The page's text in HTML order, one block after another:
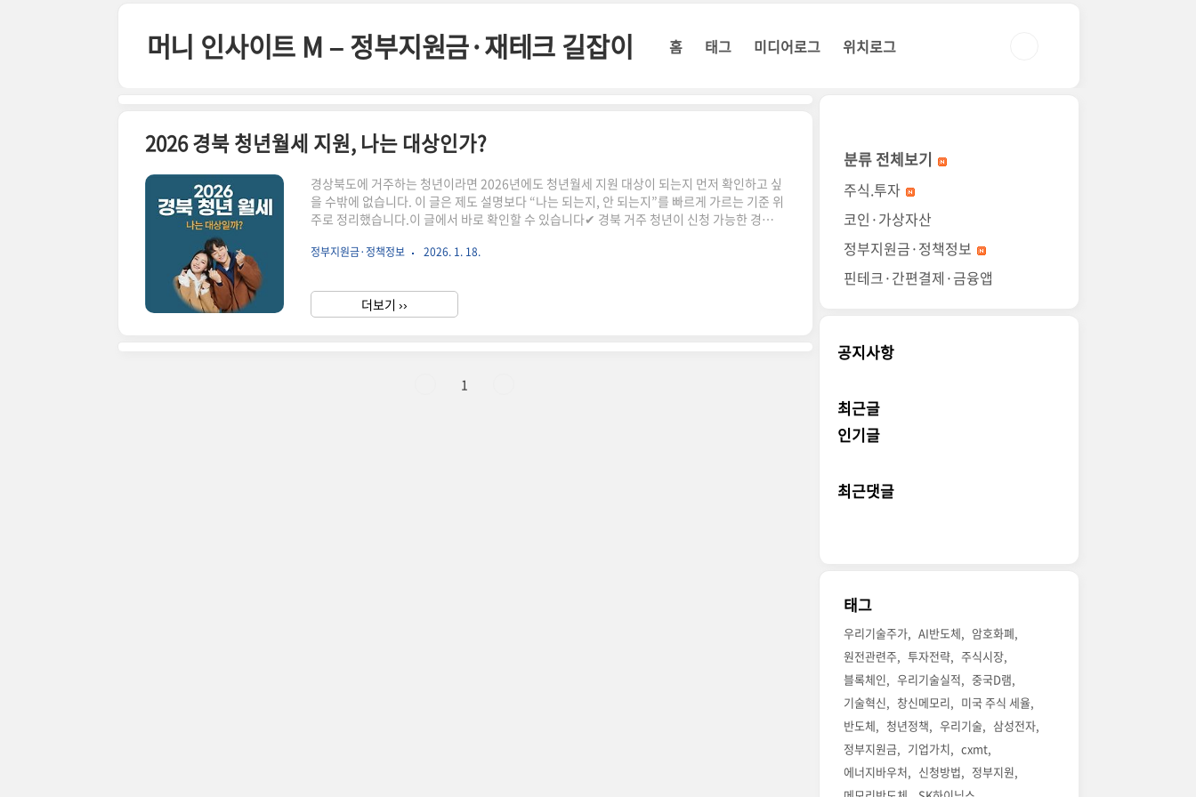
머니 인사이트 M – 정부지원금·재테크 길잡이 홈 태그 미디어로그 위치로그
2026 경북 청년월세 지원, 나는 대상인가?
경상북도에 거주하는 청년이라면 2026년에도 청년월세 지원 대상이 되는지 먼저 확인하고 싶
을 수밖에 없습니다. 이 글은 제도 설명보다 “나는 되는지, 안 되는지”를 빠르게 가르는 기준 위
주로 정리했습니다.이 글에서 바로 확인할 수 있습니다✔ 경북 거주 청년이 신청 가능한 경우✔
원, 기본 구조경북 청년월세 지원은 월 최대 20만 원을 현금으로 지원하는 제도입니다. 지원 기
특성상 시·군별 세부 기준 차이가 있어 단순 거주만으로 판단하면 탈락하는 경우도 적지 않습
니다.2. 이런 경우 신청 가능성을 기대할 수 있습니다아래 ..
정부지원금·정책정보 2026. 1. 18.
더보기 ››
1
분류 전체보기
주식.투자
코인·가상자산
정부지원금·정책정보
핀테크·간편결제·금융앱
공지사항
최근글
인기글
최근댓글
태그
우리기술주가 AI반도체
암호화폐
원전관련주
투자전략
주식시장
블록체인
우리기술실적
중국D램
기술혁신
창신메모리
미국 주식 세율
반도체
청년정책 우리기술
삼성전자
정부지원금
기업가치
cxmt
에너지바우처
신청방법
정부지원